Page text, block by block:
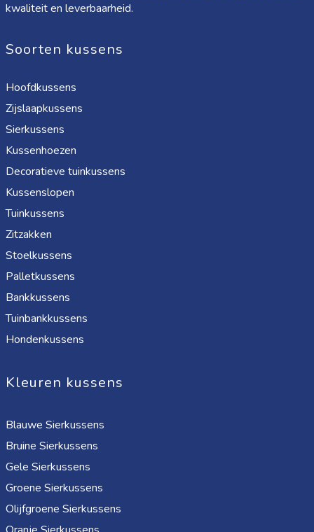
kwaliteit en leverbaarheid.
Soorten kussens
Hoofdkussens
Zijslaapkussens
Sierkussens
Kussenhoezen
Decoratieve tuinkussens
Kussenslopen
Tuinkussens
Zitzakken
Stoelkussens
Palletkussens
Bankkussens
Tuinbankkussens
Hondenkussens
Kleuren kussens
Blauwe Sierkussens
Bruine Sierkussens
Gele Sierkussens
Groene Sierkussens
Olijfgroene Sierkussens